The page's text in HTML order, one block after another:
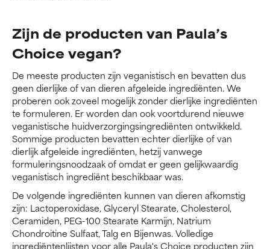
Zijn de producten van Paula’s
Choice vegan?
De meeste producten zijn veganistisch en bevatten dus
geen dierlijke of van dieren afgeleide ingrediënten. We
proberen ook zoveel mogelijk zonder dierlijke ingrediënten
te formuleren. Er worden dan ook voortdurend nieuwe
veganistische huidverzorgingsingrediënten ontwikkeld.
Sommige producten bevatten echter dierlijke of van
dierlijk afgeleide ingrediënten, hetzij vanwege
formuleringsnoodzaak of omdat er geen gelijkwaardig
veganistisch ingrediënt beschikbaar was.
De volgende ingrediënten kunnen van dieren afkomstig
zijn: Lactoperoxidase, Glyceryl Stearate, Cholesterol,
Ceramiden, PEG-100 Stearate Karmijn, Natrium
Chondroitine Sulfaat, Talg en Bijenwas. Volledige
ingrediëntenlijsten voor alle Paula's Choice producten zijn